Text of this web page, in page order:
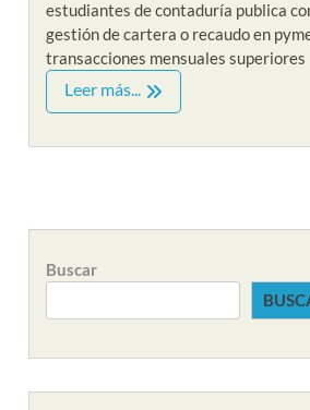
estudiantes de contaduría publica
gestión de cartera o recaudo en
transacciones mensuales superiores
Leer más...
Buscar